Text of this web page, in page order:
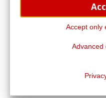
Accept only
Advanced